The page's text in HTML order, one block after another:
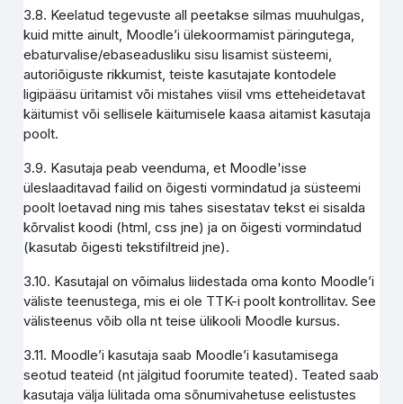
3.8. Keelatud tegevuste all peetakse silmas muuhulgas,
kuid mitte ainult, Moodle’i ülekoormamist päringutega,
ebaturvalise/ebaseadusliku sisu lisamist süsteemi,
autoriõiguste rikkumist, teiste kasutajate kontodele
ligipääsu üritamist või mistahes viisil vms etteheidetavat
käitumist või sellisele käitumisele kaasa aitamist kasutaja
poolt.
3.9. Kasutaja peab veenduma, et Moodle'isse
üleslaaditavad failid on õigesti vormindatud ja süsteemi
poolt loetavad ning mis tahes sisestatav tekst ei sisalda
kõrvalist koodi (html, css jne) ja on õigesti vormindatud
(kasutab õigesti tekstifiltreid jne).
3.10. Kasutajal on võimalus liidestada oma konto Moodle’i
väliste teenustega, mis ei ole TTK-i poolt kontrollitav. See
välisteenus võib olla nt teise ülikooli Moodle kursus.
3.11. Moodle’i kasutaja saab Moodle’i kasutamisega
seotud teateid (nt jälgitud foorumite teated). Teated saab
kasutaja välja lülitada oma sõnumivahetuse eelistustes